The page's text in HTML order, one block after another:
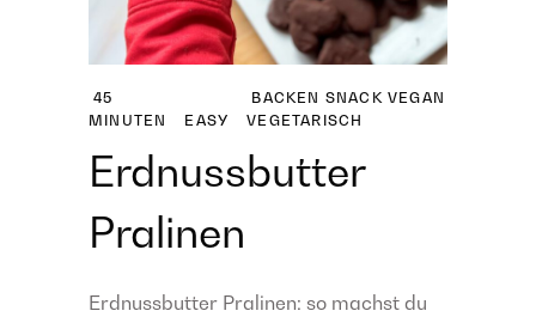
45
MINUTEN
EASY
BACKEN SNACKVEGAN
VEGETARISCH
Erdnussbutter
Pralinen
Erdnussbutter Pralinen: so machst du